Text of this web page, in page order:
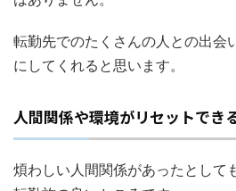
転勤先でのたくさんの人との出会
にしてくれると思います。
人間関係や環境がリセットでき
煩わしい人間関係があったとして